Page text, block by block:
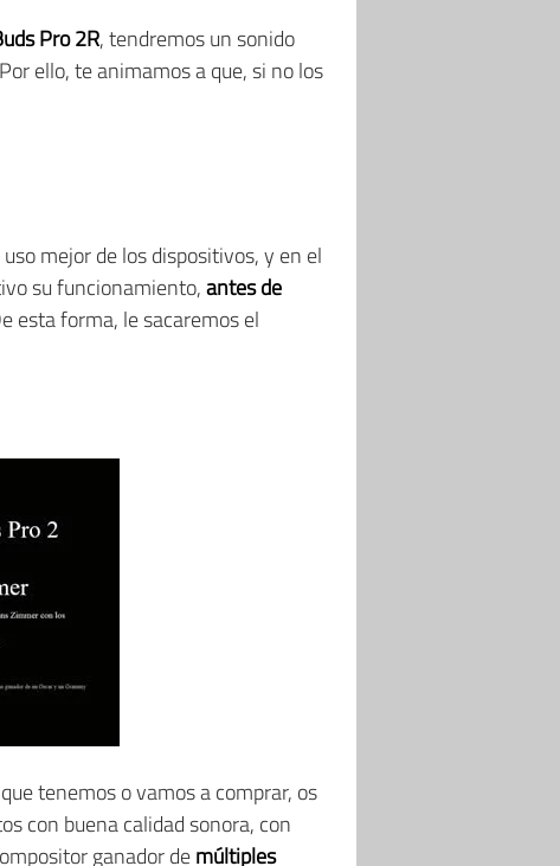
Pro 2R, tendremos un sonido
ello, te animamos a que, si no los
mejor de los dispositivos, y en el
su funcionamiento,antes de
esta forma, le sacaremos el
tenemos o vamos a comprar, os
con buena calidad sonora, con
ganador demúltiples